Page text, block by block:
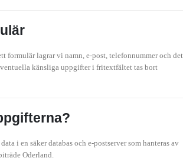
formulär lagrar vi namn, e-post, telefonnummer och det
känsliga uppgifter i fritextfältet tas bort
i en säker databas och e-postserver som hanteras av
Oderland.